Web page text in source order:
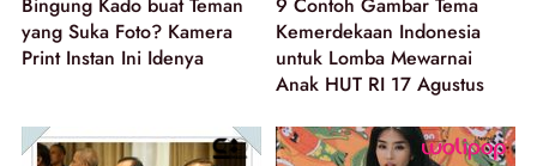
yang Suka Foto? Kamera
Print Instan Ini Idenya
Kemerdekaan Indonesia
untuk Lomba Mewarnai
Anak HUT RI 17 Agustus